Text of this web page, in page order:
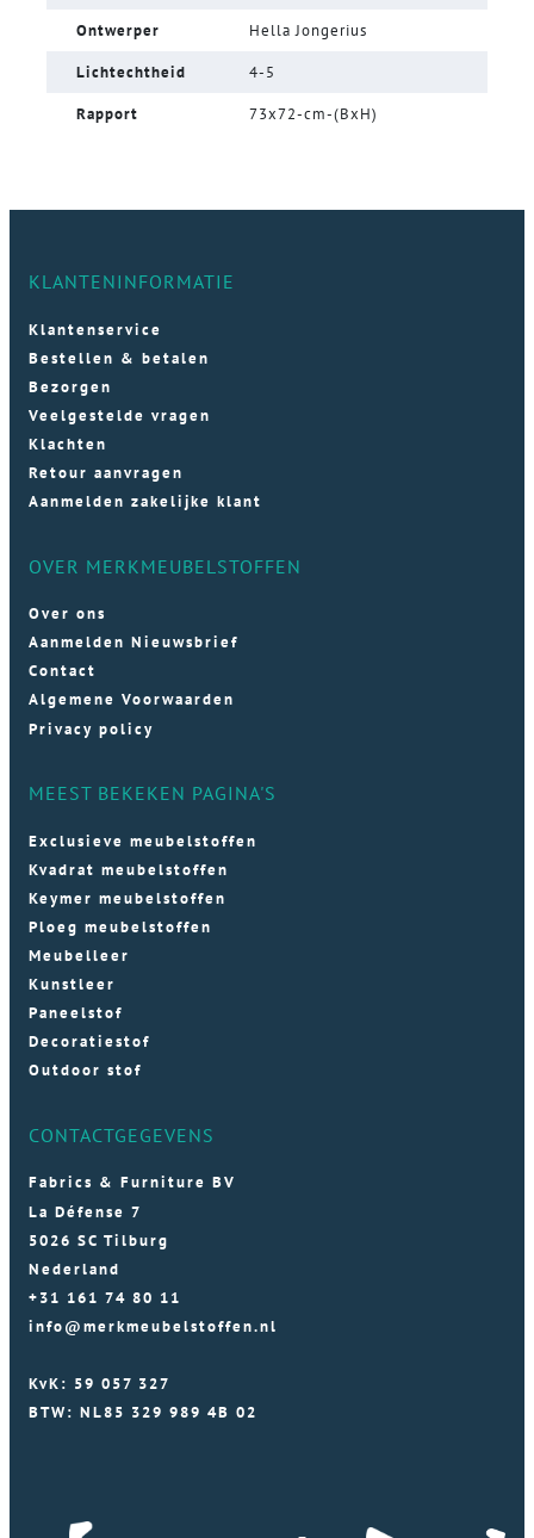
Ontwerper Hella Jongerius
Lichtechtheid 4-5
Rapport 73x72-cm-(BxH)
KLANTENINFORMATIE
Klantenservice
Bestellen & betalen
Bezorgen
Veelgestelde vragen
Klachten
Retour aanvragen
Aanmelden zakelijke klant
OVER MERKMEUBELSTOFFEN
Over ons
Aanmelden Nieuwsbrief
Contact
Algemene Voorwaarden
Privacy policy
MEEST BEKEKEN PAGINA'S
Exclusieve meubelstoffen
Kvadrat meubelstoffen
Keymer meubelstoffen
Ploeg meubelstoffen
Meubelleer
Kunstleer
Paneelstof
Decoratiestof
Outdoor stof
CONTACTGEGEVENS
Fabrics & Furniture BV
La Défense 7
5026 SC Tilburg
Nederland
+31 161 74 80 11
info@merkmeubelstoffen.nl
KvK: 59 057 327
BTW: NL85 329 989 4B 02